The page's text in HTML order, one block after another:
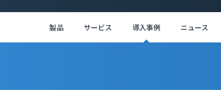
製品 サービス 導入事例 ニュース